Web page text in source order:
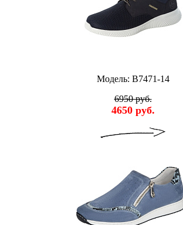
Модель: B7471-14
6950 руб.
4650 руб.